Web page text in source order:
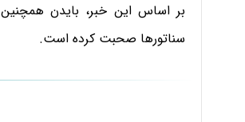
بر اساس این خبر، بایدن
سناتورها صحبت کرده است.